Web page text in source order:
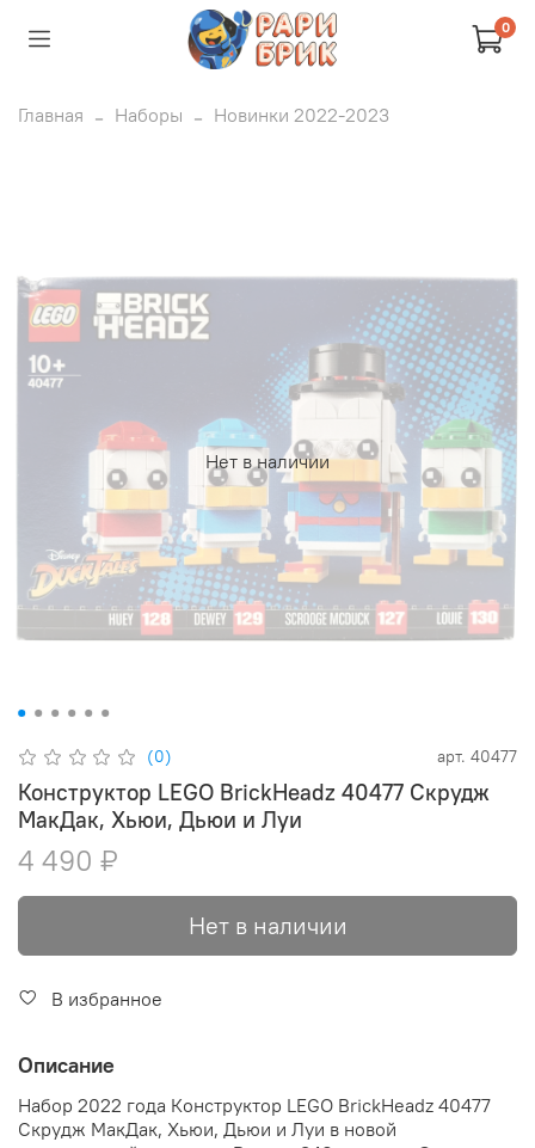
0
Главная Наборы Новинки 2022-2023
Нет в наличии
(0) арт. 40477
Конструктор LEGO BrickHeadz 40477 Скрудж
МакДак, Хьюи, Дьюи и Луи
4 490 ₽
Нет в наличии
В избранное
Описание
Набор 2022 года Конструктор LEGO BrickHeadz 40477
Скрудж МакДак, Хьюи, Дьюи и Луи в новой